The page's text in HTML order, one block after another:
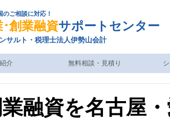
ご相談に対応！
･創業融資サポートセンター
サルト・税理士法人伊勢山会計
介 無料相談・見積り
融資を名古屋